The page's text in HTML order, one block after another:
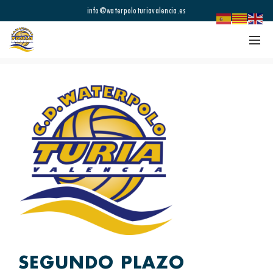
info@waterpoloturiavalencia.es
SEGUNDO PLAZO